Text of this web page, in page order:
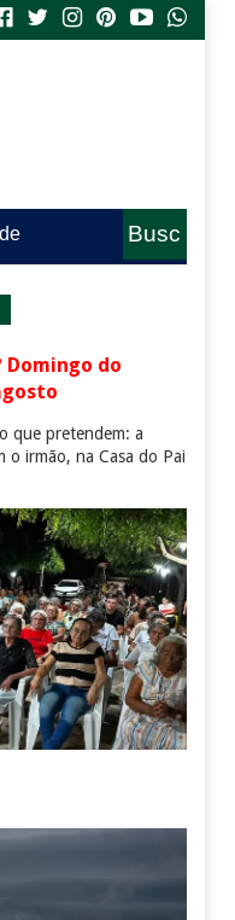
Busc
Domingo do
que pretendem: a
o irmão, na Casa do Pai